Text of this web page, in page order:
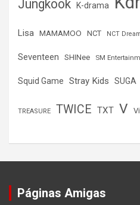
Jungkook K-drama
Lisa MAMAMOO NCT NCT Dream
Seventeen SHINee SM
Squid Game Stray Kids SUGA
TREASURE TWICE TXT V
Páginas Amigas